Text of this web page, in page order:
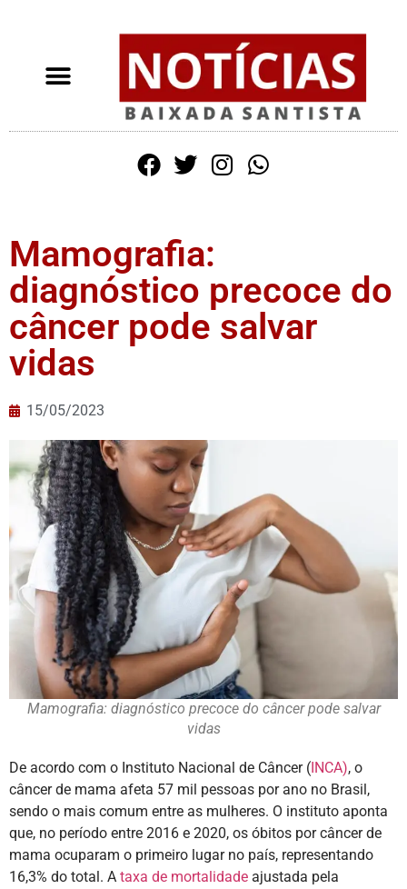
Mamografia:
diagnóstico precoce do
câncer pode salvar
vidas
15/05/2023
Mamografia: diagnóstico precoce do câncer pode salvar
vidas
De acordo com o Instituto Nacional de Câncer (INCA), o
câncer de mama afeta 57 mil pessoas por ano no Brasil,
sendo o mais comum entre as mulheres. O instituto aponta
que, no período entre 2016 e 2020, os óbitos por câncer de
mama ocuparam o primeiro lugar no país, representando
16,3% do total. A taxa de mortalidade ajustada pela